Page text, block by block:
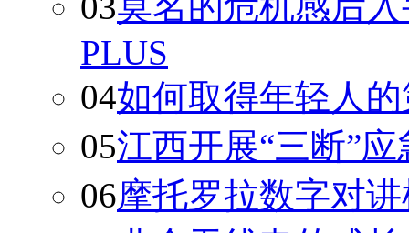
PLUS
04如何取得年轻人
05江西开展“三断”
06摩托罗拉数字对